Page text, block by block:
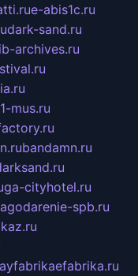
e-abis1c.ru
dark-sand.ru
archives.ru
1-mus.ru
bandamn.ru
cityhotel.ru
spb.ru